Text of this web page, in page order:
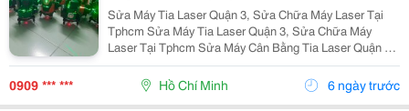
Sửa Máy Tia Laser Quận 3, Sửa Chữa Máy Laser Tại
Tphcm Sửa Máy Tia Laser Quận 3, Sửa Chữa Máy
Laser Tại Tphcm Sửa Máy Cân Bằng Tia Laser Quận 3
Nhận Sửa Chữa Máy Cân Bằng Laser Quận 3 Sửa
Chữa Máy Laser Quận 3 Sửa Chữa Máy Laser Bosch ...
0909 *** *** Hồ Chí Minh 6 ngày trước